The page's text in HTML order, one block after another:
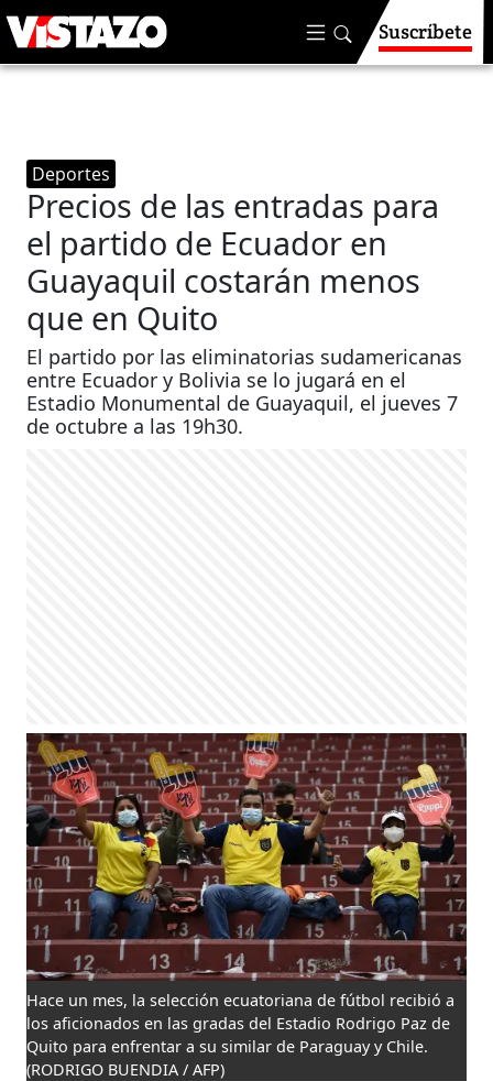
Suscríbete
Deportes
Precios de las entradas para
el partido de Ecuador en
Guayaquil costarán menos
que en Quito
El partido por las eliminatorias sudamericanas
entre Ecuador y Bolivia se lo jugará en el
Estadio Monumental de Guayaquil, el jueves 7
de octubre a las 19h30.
Hace un mes, la selección ecuatoriana de fútbol recibió a
los aficionados en las gradas del Estadio Rodrigo Paz de
Quito para enfrentar a su similar de Paraguay y Chile.
(RODRIGO BUENDIA / AFP)